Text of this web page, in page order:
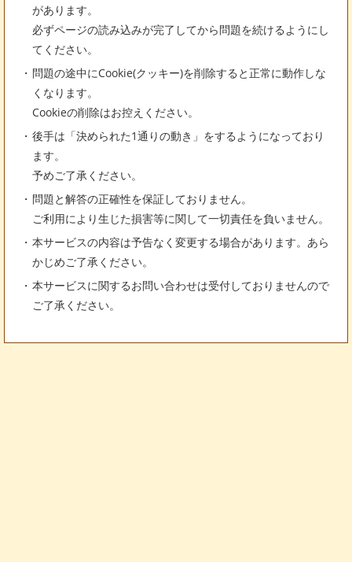
があります。
必ずページの読み込みが完了してから問題を続けるようにし
てください。
問題の途中にCookie(クッキー)を削除すると正常に動作しな
くなります。
Cookieの削除はお控えください。
後手は「決められた1通りの動き」をするようになっており
ます。
予めご了承ください。
問題と解答の正確性を保証しておりません。
ご利用により生じた損害等に関して一切責任を負いません。
本サービスの内容は予告なく変更する場合があります。あら
かじめご了承ください。
本サービスに関するお問い合わせは受付しておりませんので
ご了承ください。